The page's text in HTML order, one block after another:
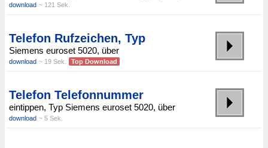
download ~ 121 Sek.
Telefon Rufzeichen, Typ
Siemens euroset 5020, über
download ~ 19 Sek. Top Download
Telefon Telefonnummer
eintippen, Typ Siemens euroset 5020, über
download ~ 5 Sek.